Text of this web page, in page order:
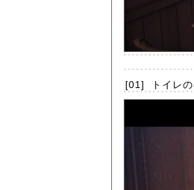
[01] トイレ